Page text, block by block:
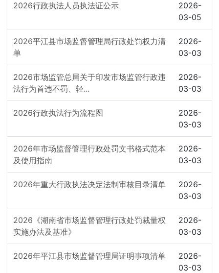
2026行政执法人员执法证公示
2026-
03-05
2026平江县市场监督管理局行政处罚权力清
单
2026-
03-03
2026市场监管总局关于印发市场监管行政违
法行为首违不罚、轻...
2026-
03-03
2026行政执法行为流程图
2026-
03-03
2026年市场监督管理行政处罚文书格式范本
及使用指南
2026-
03-03
2026年重大行政执法决定法制审核目录清单
2026-
03-03
2026《湖南省市场监督管理行政处罚裁量权
实施办法及基准》
2026-
03-03
2026年平江县市场监督管理局证明事项清单
2026-
03-03